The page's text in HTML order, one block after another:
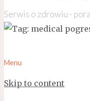
Serwis o zdrowiu -
Menu
Skip to content